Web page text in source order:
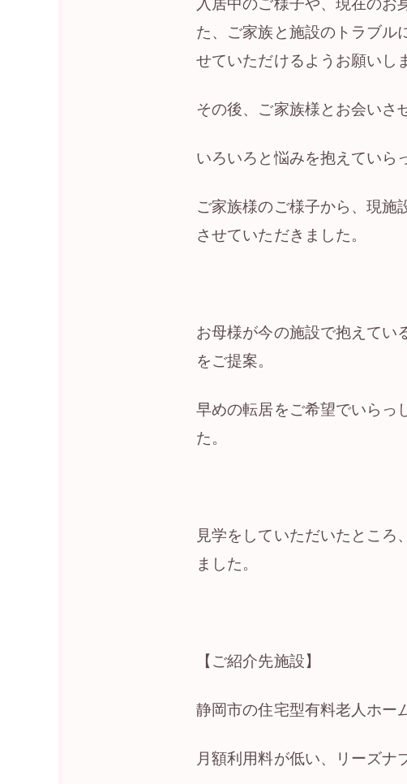
入居中のご様子や、現在のお
た、ご家族と施設のトラブル
せていただけるようお願いし
その後、ご家族様とお会いさ
いろいろと悩みを抱えていら
ご家族様のご様子から、現施
させていただきました。
お母様が今の施設で抱えてい
をご提案。
早めの転居をご希望でいらっ
た。
見学をしていただいたとこ
ました。
【ご紹介先施設】
静岡市の住宅型有料老人ホー
月額利用料が低い、リーズナ